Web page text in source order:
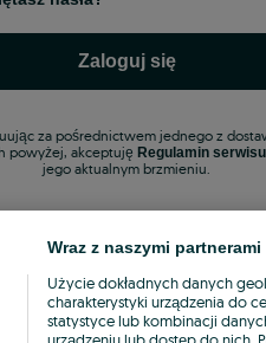
Zaloguj się
za pośrednictwem jednego z
powyżej, akceptuję Regulamin serwisu
jego aktualnym brzmieniu.
Wraz z naszymi
Użycie dokładnych danych
charakterystyki urządzenia do
statystyce lub kombinacji